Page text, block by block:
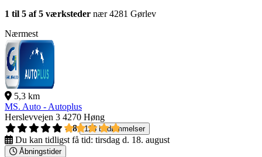
1 til 5 af 5 værksteder nær 4281 Gørlev
Nærmest
5,3 km
MS. Auto - Autoplus
Herslevvejen 3 4270 Høng
4,8
123 bedømmelser
Du kan tidligst få tid: tirsdag d. 18. august
Åbningstider